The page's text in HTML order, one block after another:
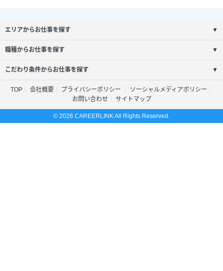
エリアからお仕事を探す ▼
職種からお仕事を探す ▼
こだわり条件からお仕事を探す ▼
TOP 会社概要 プライバシーポリシー
ソーシャルメディアポリシー
お問い合わせ
サイトマップ
© 2026 CAREERLINK All Rights Reserved.